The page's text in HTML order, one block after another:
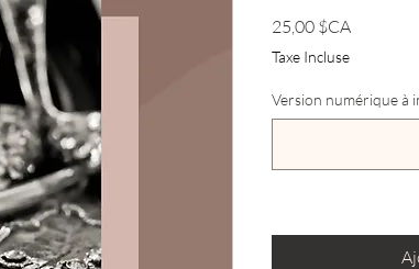
25,00 $CAPrix
Taxe Incluse
Version numérique à